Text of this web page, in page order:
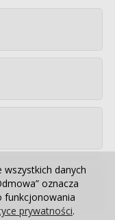
wszystkich danych
oznacza
funkcjonowania
prywatności.